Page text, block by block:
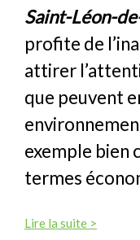
Saint-Léon-
profite de
attirer
que peuvent
exemple bien
termes
Lire la suite >